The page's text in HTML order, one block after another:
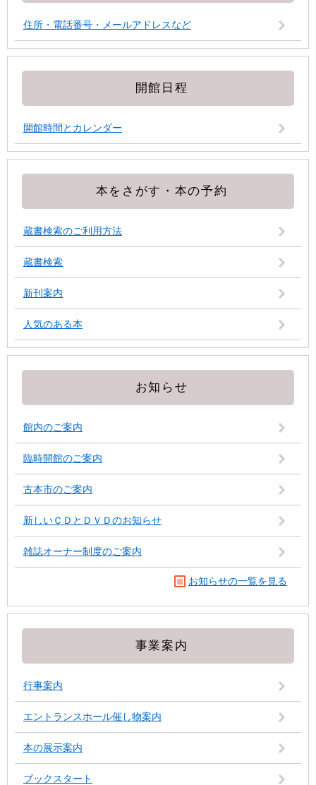
住所・電話番号・メールアドレスなど
開館日程
開館時間とカレンダー
本をさがす・本の予約
蔵書検索のご利用方法
蔵書検索
新刊案内
人気のある本
お知らせ
館内のご案内
臨時開館のご案内
古本市のご案内
新しいＣＤとＤＶＤのお知らせ
雑誌オーナー制度のご案内
お知らせの一覧を見る
事業案内
行事案内
エントランスホール催し物案内
本の展示案内
ブックスタート